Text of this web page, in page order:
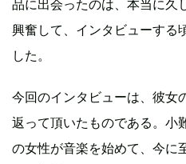
品に出会ったのは、本当に久
興奮して、インタビューする
した。
今回のインタビューは、彼女
返って頂いたものである。小
の女性が音楽を始めて、今に